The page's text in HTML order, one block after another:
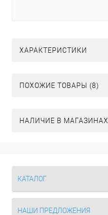
ХАРАКТЕРИСТИКИ
ПОХОЖИЕ ТОВАРЫ (8)
НАЛИЧИЕ В МАГАЗИНАХ
КАТАЛОГ
НАШИ ПРЕДЛОЖЕНИЯ